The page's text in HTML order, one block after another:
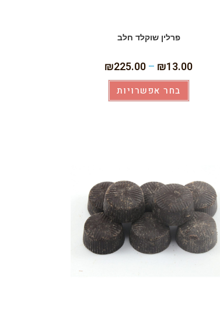
פרלין שוקלד חלב
₪13.00
–
₪225.00
בחר אפשרויות